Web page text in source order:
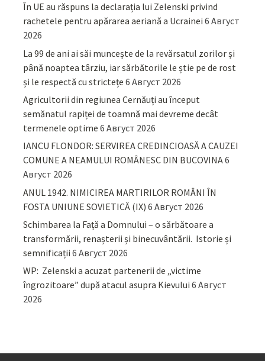
În UE au răspuns la declarația lui Zelenski privind
rachetele pentru apărarea aeriană a Ucrainei 6 Август
2026
La 99 de ani ai săi muncește de la revărsatul zorilor și
până noaptea târziu, iar sărbătorile le știe pe de rost
și le respectă cu strictețe 6 Август 2026
Agricultorii din regiunea Cernăuți au început
semănatul rapiței de toamnă mai devreme decât
termenele optime 6 Август 2026
IANCU FLONDOR: SERVIREA CREDINCIOASĂ A CAUZEI
COMUNE A NEAMULUI ROMÂNESC DIN BUCOVINA6
Август 2026
ANUL 1942. NIMICIREA MARTIRILOR ROMÂNI ÎN
FOSTA UNIUNE SOVIETICĂ (IX) 6 Август 2026
Schimbarea la Față a Domnului – o sărbătoare a
transformării, renașterii și binecuvântării. Istorie și
semnificații 6 Август 2026
WP: Zelenski a acuzat partenerii de „victime
îngrozitoare” după atacul asupra Kievului 6 Август
2026